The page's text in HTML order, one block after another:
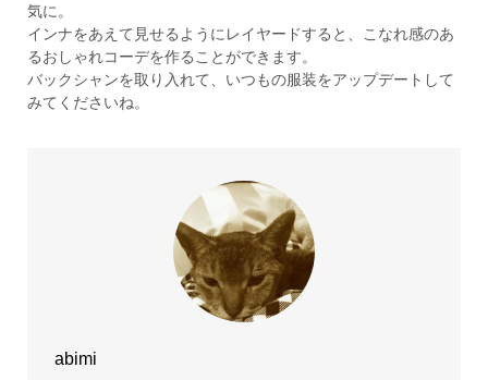
気に。
インナをあえて見せるようにレイヤードすると、こなれ感のあ
るおしゃれコーデを作ることができます。
バックシャンを取り入れて、いつもの服装をアップデートして
みてくださいね。
abimi